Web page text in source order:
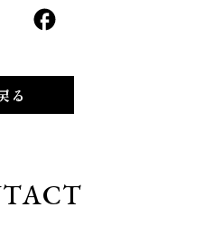
る
TACT